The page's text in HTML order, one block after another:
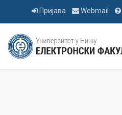
Пријава Webmail